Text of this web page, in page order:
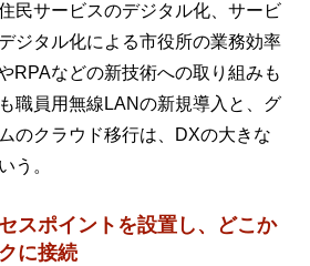
民サービスのデジタル化、サービ
ジタル化による市役所の業務効率
RPAなどの新技術への取り組みも
職員用無線LANの新規導入と、グ
のクラウド移行は、DXの大きな
う。
スポイントを設置し、どこか
に接続